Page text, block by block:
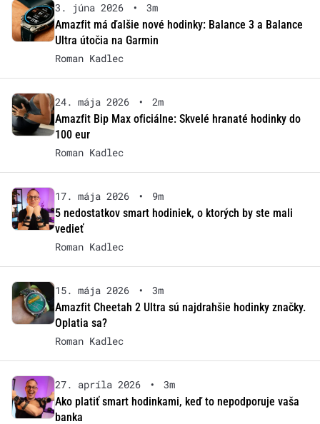
3. júna 2026 •
3m
Amazfit má ďalšie nové hodinky: Balance 3 a Balance
Ultra útočia na Garmin
Roman Kadlec
24. mája 2026 •
2m
Amazfit Bip Max oficiálne: Skvelé hranaté hodinky do
100 eur
Roman Kadlec
17. mája 2026 •
9m
5 nedostatkov smart hodiniek, o ktorých by ste mali
vedieť
Roman Kadlec
15. mája 2026 •
3m
Amazfit Cheetah 2 Ultra sú najdrahšie hodinky značky.
Oplatia sa?
Roman Kadlec
27. apríla 2026 •
3m
Ako platiť smart hodinkami, keď to nepodporuje vaša
banka